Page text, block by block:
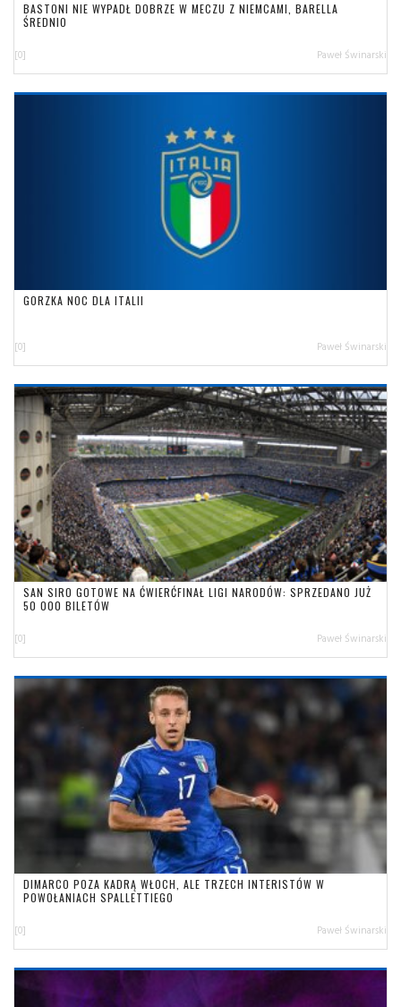
BASTONI NIE WYPADŁ DOBRZE W MECZU Z NIEMCAMI, BARELLA
ŚREDNIO
[0] Paweł Świnarski
GORZKA NOC DLA ITALII
[0] Paweł Świnarski
SAN SIRO GOTOWE NA ĆWIERĆFINAŁ LIGI NARODÓW: SPRZEDANO JUŻ
50 000 BILETÓW
[0] Paweł Świnarski
DIMARCO POZA KADRĄ WŁOCH, ALE TRZECH INTERISTÓW W
POWOŁANIACH SPALLETTIEGO
[0] Paweł Świnarski